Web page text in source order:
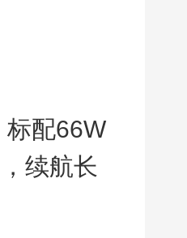
配66W
续航长